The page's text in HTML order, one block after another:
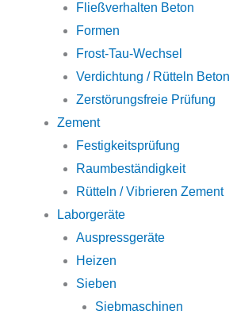
Fließverhalten Beton
Formen
Frost-Tau-Wechsel
Verdichtung / Rütteln Beton
Zerstörungsfreie Prüfung
Zement
Festigkeitsprüfung
Raumbeständigkeit
Rütteln / Vibrieren Zement
Laborgeräte
Auspressgeräte
Heizen
Sieben
Siebmaschinen